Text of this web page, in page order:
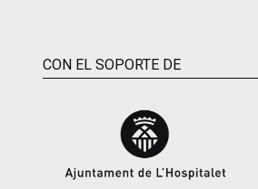
CON EL SOPORTE DE